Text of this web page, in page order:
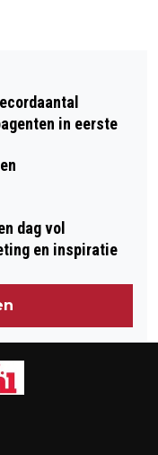
TEGEN
TEKENT
SPORTin eerste
dag vol
en inspiratie